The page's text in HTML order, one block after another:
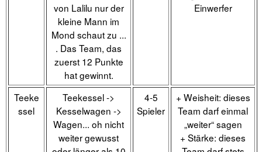
von Lalilu nur der
kleine Mann im
Mond schaut zu ...
. Das Team, das
zuerst 12 Punkte
hat gewinnt.
Einwerfer
Teeke
ssel
Teekessel ->
Kesselwagen ->
Wagen... oh nicht
weiter gewusst
4-5
Spieler
+ Weisheit: dieses
Team darf einmal
„weiter“ sagen
+ Stärke: dieses